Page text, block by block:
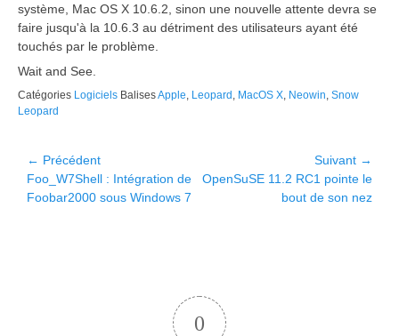
système, Mac OS X 10.6.2, sinon une nouvelle attente devra se
faire jusqu'à la 10.6.3 au détriment des utilisateurs ayant été
touchés par le problème.
Wait and See.
Catégories Logiciels BalisesApple, Leopard , MacOS X, Neowin, Snow
Leopard
Navigation
de
l’article
← Précédent
Article
précédent :
Foo_W7Shell : Intégration de
Foobar2000 sous Windows 7
Suivant →
Article
OpenSuSE 11.2 RC1 pointe le
bout de son nez
0